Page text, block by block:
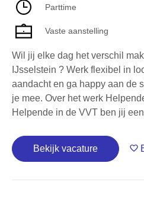
Parttime
Vaste aanstelling
Wil jij elke dag het verschil
IJsselstein ? Werk flexibel in
aandacht en ga happy aan de
je mee. Over het werk
Helpende in de VVT ben jij
Bekijk vacature